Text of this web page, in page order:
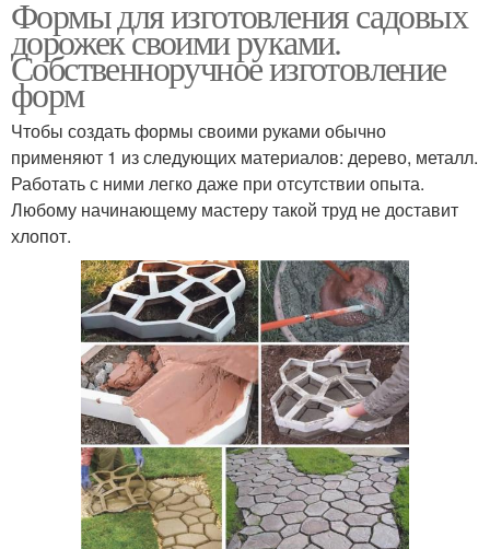
Формы для изготовления садовых
дорожек своими руками.
Собственноручное изготовление
форм
Чтобы создать формы своими руками обычно
применяют 1 из следующих материалов: дерево, металл.
Работать с ними легко даже при отсутствии опыта.
Любому начинающему мастеру такой труд не доставит
хлопот.